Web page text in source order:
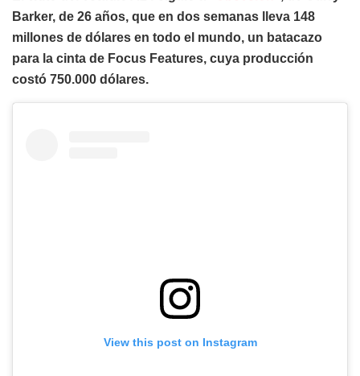
Barker, de 26 años, que en dos semanas lleva 148
millones de dólares en todo el mundo, un batacazo
para la cinta de Focus Features, cuya producción
costó 750.000 dólares.
View this post on Instagram